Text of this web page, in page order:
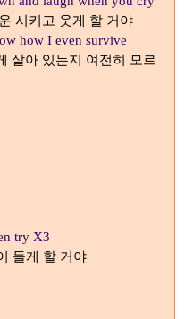
시키고 웃게 할 거야
how I even survive
살아 있는지 여전히 모르
try X3
들게 할 거야